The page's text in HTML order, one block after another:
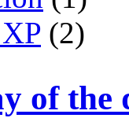
(2)
of the